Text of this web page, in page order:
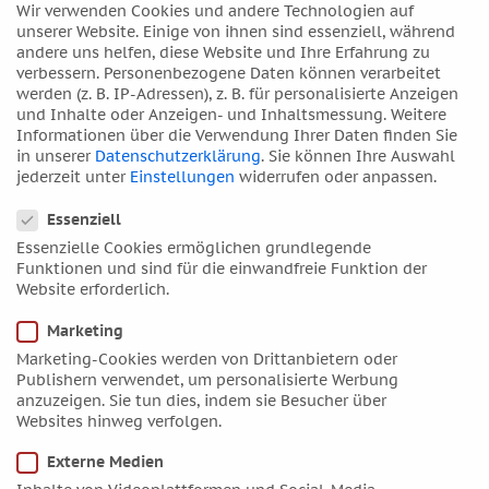
doch das Zeichen, in dem die Sonne regiert. Auffällig ist
zudem der Mars im Widder, das ist für einen
Fußballverein die denkbar beste Stürmerkonstellation.
Vermutlich haben die Planetenballungen im Zeichen
Widder während der letzten Wochen ihren Teil dazu
beigetragen, dass genug Tore fielen. Trotz kleiner
Krisen (Saturn steht aktuell rückläufig genau auf dem
Jupiter des BVB-Horoskops) konnte man in diesem Jahr
frühzeitig am 30. April die Meisterschaft feiern.
Am ersten Mai trafen sich laufender Mars und Jupiter
bei 22 Grad im Widder, morgens um halb sieben. Eine
lange Feiernacht im Freudentaumel ging da in
Dortmund gerade zu Ende. Sofern man für die
arbeitet, stehen nun beide Feuerplaneten exakt auf
dem MC, Transit-Venus bildet eine Konjunktion mit Mars.
Und „Kloppis“ Venus ist genau auf dem AC des BVB-
Liebe ist, die diesen Trainer und seinen Verein
Wir verwenden Cookies und andere Technologien auf
unserer Website. Einige von ihnen sind essenziell, während
andere uns helfen, diese Website und Ihre Erfahrung zu
verbessern. Personenbezogene Daten können verarbeitet
werden (z. B. IP-Adressen), z. B. für personalisierte Anzeigen
und Inhalte oder Anzeigen- und Inhaltsmessung. Weitere
Informationen über die Verwendung Ihrer Daten finden Sie
in unserer Datenschutzerklärung. Sie können Ihre Auswahl
jederzeit unter Einstellungen widerrufen oder anpassen.
Essenziell
Essenzielle Cookies ermöglichen grundlegende
Funktionen und sind für die einwandfreie Funktion der
Website erforderlich.
Marketing
Marketing-Cookies werden von Drittanbietern oder
Publishern verwendet, um personalisierte Werbung
anzuzeigen. Sie tun dies, indem sie Besucher über
Websites hinweg verfolgen.
Externe Medien